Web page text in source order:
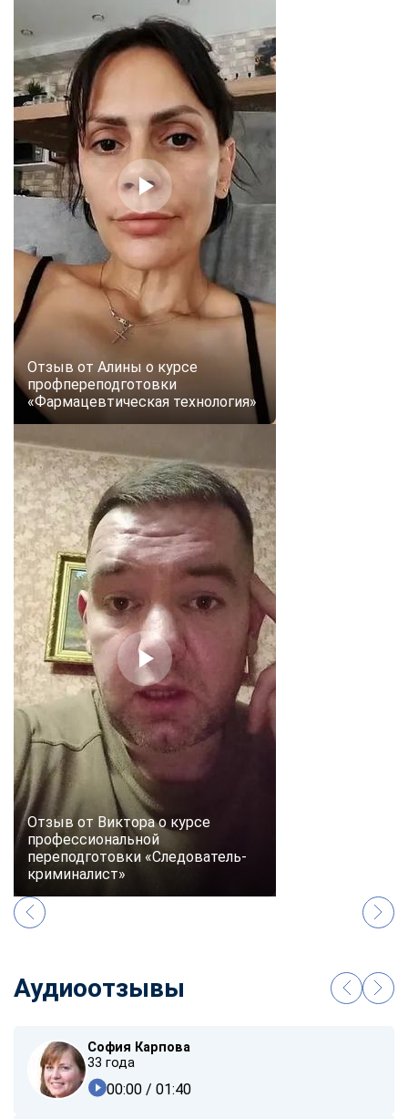
Отзыв от Алины о курсе
профпереподготовки
«Фармацевтическая технология»
Отзыв от Виктора о курсе
профессиональной
переподготовки «Следователь-
криминалист»
Аудиоотзывы
София Карпова
33 года
00:00 / 01:40